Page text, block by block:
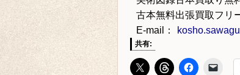
古本無料出張買取フリ
E-mail：
共有: